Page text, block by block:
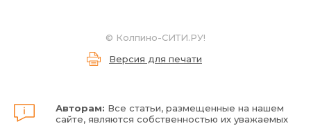
© Колпино-СИТИ.РУ!
Версия для печати
Авторам: Все статьи, размещенные на нашем
сайте, являются собственностью их уважаемых